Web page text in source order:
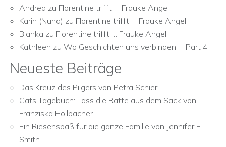
Andrea zu Florentine trifft … Frauke Angel
Karin (Nuna) zu Florentine trifft … Frauke Angel
Bianka zu Florentine trifft … Frauke Angel
Kathleen zu Wo Geschichten uns verbinden … Part 4
Neueste Beiträge
Das Kreuz des Pilgers von Petra Schier
Cats Tagebuch: Lass die Ratte aus dem Sack von
Franziska Höllbacher
Ein Riesenspaß für die ganze Familie von Jennifer E.
Smith